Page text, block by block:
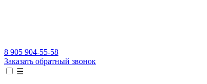
8 905 904-55-58
Заказать обратный звонок
☰